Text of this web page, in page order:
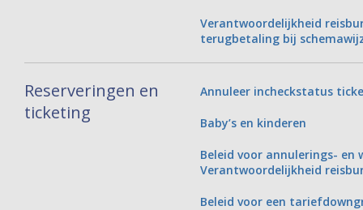
Verantwoordelijkheid
terugbetaling bij
Reserveringen en
ticketing
Annuleer incheckstatus
Baby’s en kinderen
Beleid voor annulerings- en
Verantwoordelijkheid
Beleid voor een